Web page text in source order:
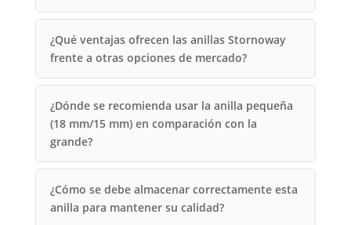
¿Qué ventajas ofrecen las anillas Stornoway
frente a otras opciones de mercado?
¿Dónde se recomienda usar la anilla pequeña
(18 mm/15 mm) en comparación con la
grande?
¿Cómo se debe almacenar correctamente esta
anilla para mantener su calidad?